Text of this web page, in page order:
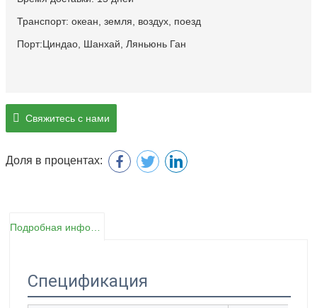
Транспорт: океан, земля, воздух, поезд
Порт:Циндао, Шанхай, Ляньюнь Ган
Свяжитесь с нами
Доля в процентах:
Спецификация